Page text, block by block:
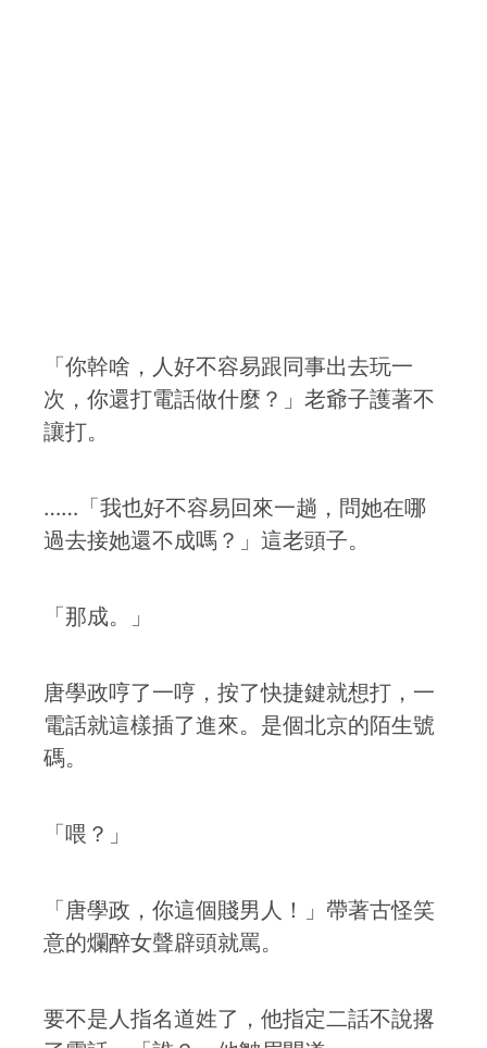
「你幹啥，人好不容易跟同事出去玩一
次，你還打電話做什麼？」老爺子護著不
讓打。
……「我也好不容易回來一趟，問她在哪
過去接她還不成嗎？」這老頭子。
「那成。」
唐學政哼了一哼，按了快捷鍵就想打，一
電話就這樣插了進來。是個北京的陌生號
碼。
「喂？」
「唐學政，你這個賤男人！」帶著古怪笑
意的爛醉女聲辟頭就罵。
要不是人指名道姓了，他指定二話不說撂